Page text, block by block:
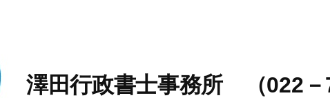
澤田行政書士事務所 （022－